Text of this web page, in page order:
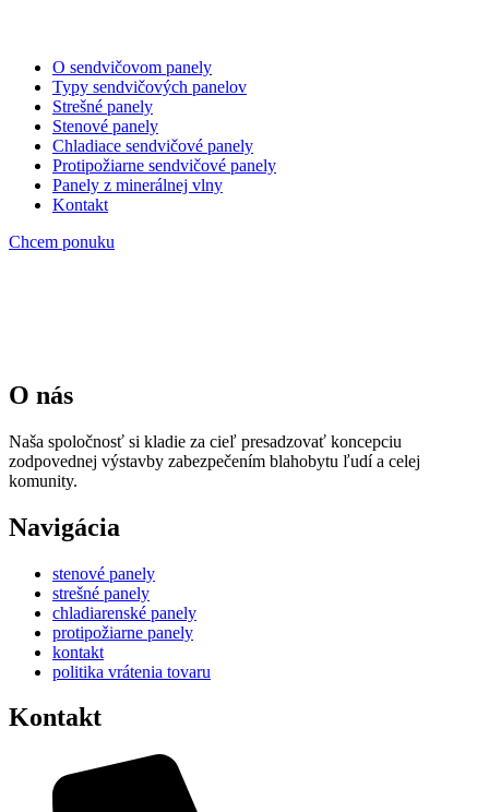
O sendvičovom panely
Typy sendvičových panelov
Strešné panely
Stenové panely
Chladiace sendvičové panely
Protipožiarne sendvičové panely
Panely z minerálnej vlny
Kontakt
Chcem ponuku
O nás
Naša spoločnosť si kladie za cieľ presadzovať koncepciu
zodpovednej výstavby zabezpečením blahobytu ľudí a celej
komunity.
Navigácia
stenové panely
strešné panely
chladiarenské panely
protipožiarne panely
kontakt
politika vrátenia tovaru
Kontakt